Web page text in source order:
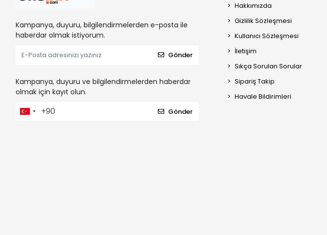
Kampanya, duyuru, bilgilendirmelerden e-posta ile
haberdar olmak istiyorum.
Gönder
Kampanya, duyuru ve bilgilendirmelerden haberdar
olmak için kayıt olun.
Gönder
Hakkımızda
Gizlilik Sözleşmesi
Kullanıcı Sözleşmesi
İletişim
Sıkça Sorulan Sorular
Sipariş Takip
Havale Bildirimleri